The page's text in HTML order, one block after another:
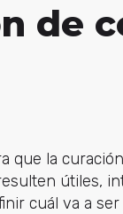
de
que la
útiles,
cuál va a